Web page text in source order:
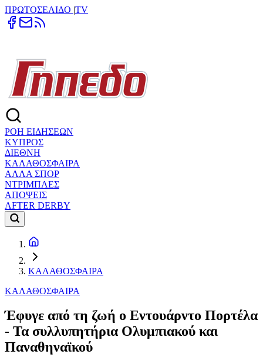
ΠΡΩΤΟΣΕΛΙΔΟ |TV
ΡΟΗ ΕΙΔΗΣΕΩΝ
ΚΥΠΡΟΣ
ΔΙΕΘΝΗ
ΚΑΛΑΘΟΣΦΑΙΡΑ
ΑΛΛΑ ΣΠΟΡ
ΝΤΡΙΜΠΛΕΣ
ΑΠΟΨΕΙΣ
AFTER DERBY
ΚΑΛΑΘΟΣΦΑΙΡΑ
ΚΑΛΑΘΟΣΦΑΙΡΑ
Έφυγε από τη ζωή ο Εντουάρντο Πορτέλα
- Τα συλλυπητήρια Ολυμπιακού και
Παναθηναϊκού